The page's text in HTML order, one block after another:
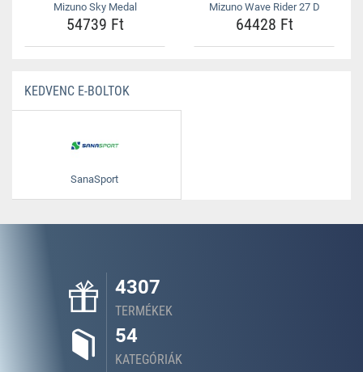
Mizuno Sky Medal
54739 Ft
Mizuno Wave Rider 27 D
64428 Ft
KEDVENC E-BOLTOK
SanaSport
4307
TERMÉKEK
54
KATEGÓRIÁK